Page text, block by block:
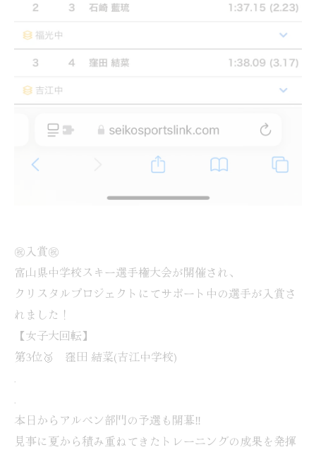
㊗️入賞㊗️
富山県中学校スキー選手権大会が開催され、
クリスタルプロジェクトにてサポート中の選手が入賞さ
れました！
【女子大回転】
第3位🥉 窪田 結菜(吉江中学校)
本日からアルペン部門の予選も開幕‼️
見事に夏から積み重ねてきたトレーニングの成果を発揮